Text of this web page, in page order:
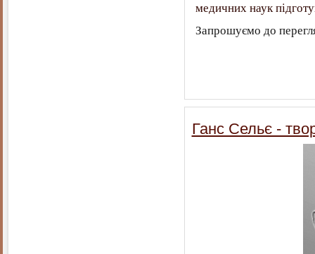
медичних наук
Запрошуємо до
Ганс Сельє -